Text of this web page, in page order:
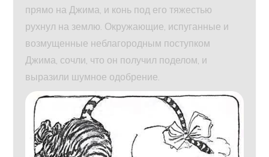
прямо на Джима, и конь под его тяжестью
рухнул на землю. Окружающие, испуганные и
возмущенные неблагородным поступком
Джима, сочли, что он получил поделом, и
выразили шумное одобрение.